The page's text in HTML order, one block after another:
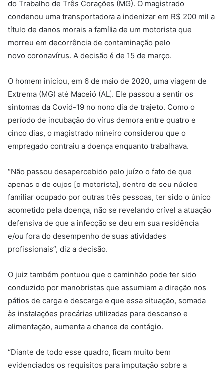
do Trabalho de Três Corações (MG). O magistrado
condenou uma transportadora a indenizar em R$ 200 mil a
título de danos morais a família de um motorista que
morreu em decorrência de contaminação pelo
novo coronavírus. A decisão é de 15 de março.
O homem iniciou, em 6 de maio de 2020, uma viagem de
Extrema (MG) até Maceió (AL). Ele passou a sentir os
sintomas da Covid-19 no nono dia de trajeto. Como o
período de incubação do vírus demora entre quatro e
cinco dias, o magistrado mineiro considerou que o
empregado contraiu a doença enquanto trabalhava.
“Não passou desapercebido pelo juízo o fato de que
apenas o de cujos [o motorista], dentro de seu núcleo
familiar ocupado por outras três pessoas, ter sido o único
acometido pela doença, não se revelando crível a atuação
defensiva de que a infecção se deu em sua residência
e/ou fora do desempenho de suas atividades
profissionais”, diz a decisão.
O juiz também pontuou que o caminhão pode ter sido
conduzido por manobristas que assumiam a direção nos
pátios de carga e descarga e que essa situação, somada
às instalações precárias utilizadas para descanso e
alimentação, aumenta a chance de contágio.
“Diante de todo esse quadro, ficam muito bem
evidenciados os requisitos para imputação sobre a